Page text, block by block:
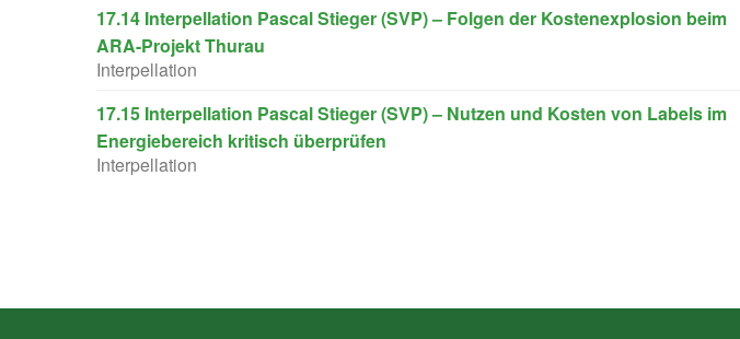
17.14 Interpellation Pascal Stieger (SVP) – Folgen der Kostenexplosion beim
ARA-Projekt Thurau
Interpellation
17.15 Interpellation Pascal Stieger (SVP) – Nutzen und Kosten von Labels im
Energiebereich kritisch überprüfen
Interpellation